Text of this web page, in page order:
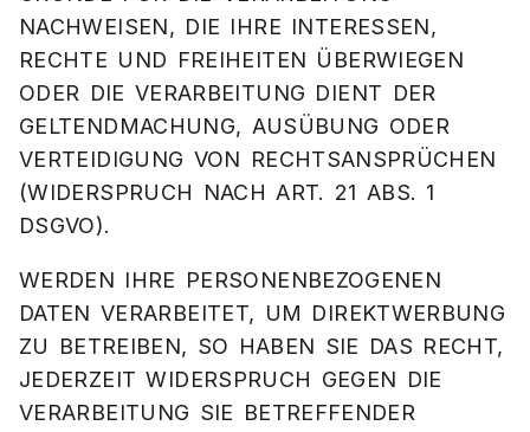
NACHWEISEN, DIE IHRE INTERESSEN,
RECHTE UND FREIHEITEN ÜBERWIEGEN
ODER DIE VERARBEITUNG DIENT DER
GELTENDMACHUNG, AUSÜBUNG ODER
VERTEIDIGUNG VON RECHTSANSPRÜCHEN
(WIDERSPRUCH NACH ART. 21 ABS. 1
DSGVO).
WERDEN IHRE PERSONENBEZOGENEN
DATEN VERARBEITET, UM DIREKTWERBUNG
ZU BETREIBEN, SO HABEN SIE DAS RECHT,
JEDERZEIT WIDERSPRUCH GEGEN DIE
VERARBEITUNG SIE BETREFFENDER